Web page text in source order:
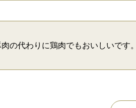
代わりに鶏肉でもおいしいです。